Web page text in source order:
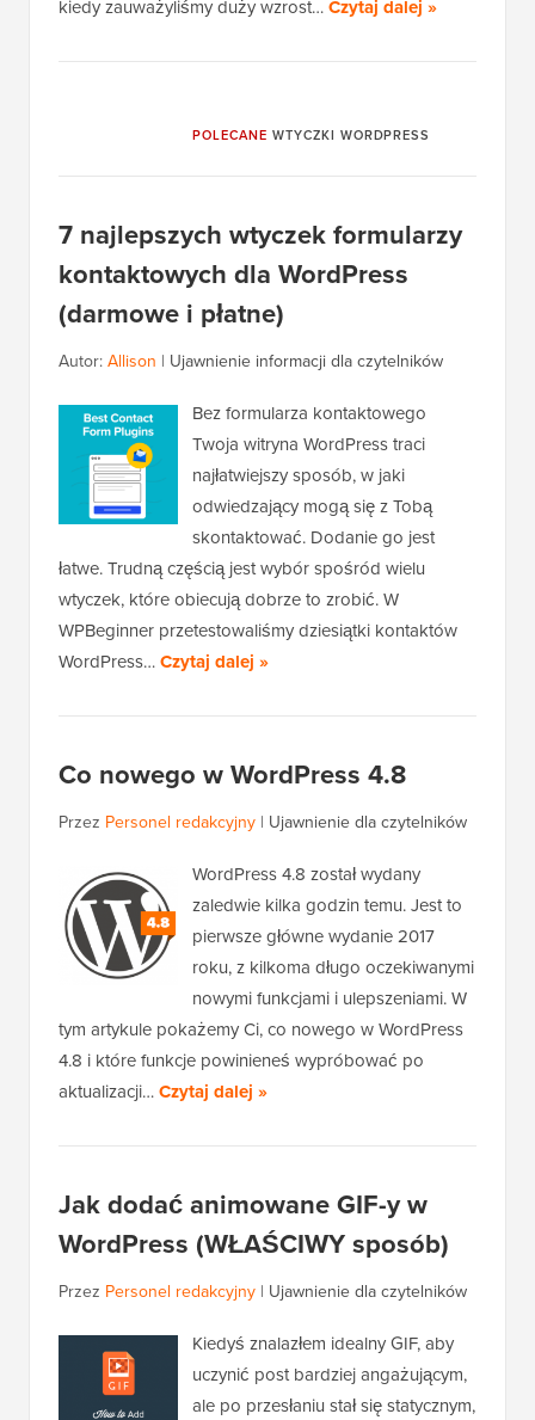
kiedy zauważyliśmy duży wzrost…Czytaj dalej »
POLECANE WTYCZKI WORDPRESS
7 najlepszych wtyczek formularzy
kontaktowych dla WordPress
(darmowe i płatne)
Autor: Allison | Ujawnienie informacji dla czytelników
Bez formularza kontaktowego
Twoja witryna WordPress traci
najłatwiejszy sposób, w jaki
odwiedzający mogą się z Tobą
skontaktować. Dodanie go jest
łatwe. Trudną częścią jest wybór spośród wielu
wtyczek, które obiecują dobrze to zrobić. W
WPBeginner przetestowaliśmy dziesiątki kontaktów
WordPress…Czytaj dalej »
Co nowego w WordPress 4.8
Przez Personel redakcyjny | Ujawnienie dla czytelników
WordPress 4.8 został wydany
zaledwie kilka godzin temu. Jest to
pierwsze główne wydanie 2017
roku, z kilkoma długo oczekiwanymi
nowymi funkcjami i ulepszeniami. W
tym artykule pokażemy Ci, co nowego w WordPress
4.8 i które funkcje powinieneś wypróbować po
aktualizacji…Czytaj dalej »
Jak dodać animowane GIF-y w
WordPress (WŁAŚCIWY sposób)
Przez Personel redakcyjny | Ujawnienie dla czytelników
Kiedyś znalazłem idealny GIF, aby
uczynić post bardziej angażującym,
ale po przesłaniu stał się statycznym,